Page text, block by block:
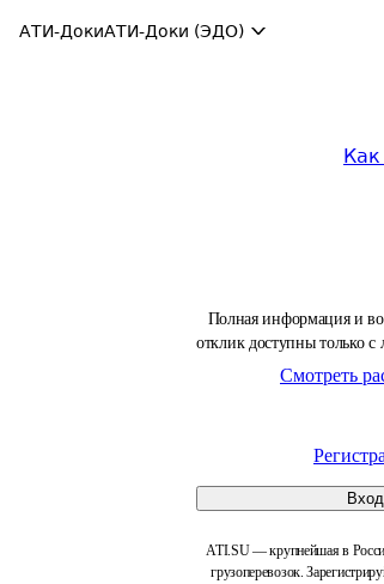
АТИ-ДокиАТИ-Доки (ЭДО)
Как
Полная информация и
отклик доступны только
Смотреть
Вход
ATI.SU — крупнейшая в
грузоперевозок.